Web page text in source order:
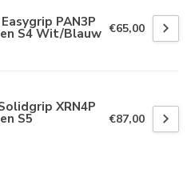
PAN3P
S4 Wit/Blauw €65,00
XRN4P
S5 €87,00